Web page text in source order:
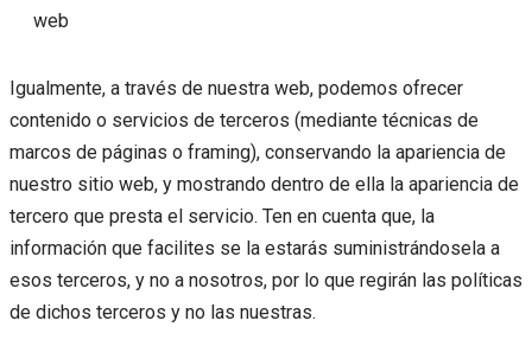
web
Igualmente, a través de nuestra web, podemos ofrecer
contenido o servicios de terceros (mediante técnicas de
marcos de páginas o framing), conservando la apariencia de
nuestro sitio web, y mostrando dentro de ella la apariencia de
tercero que presta el servicio. Ten en cuenta que, la
información que facilites se la estarás suministrándosela a
esos terceros, y no a nosotros, por lo que regirán las políticas
de dichos terceros y no las nuestras.